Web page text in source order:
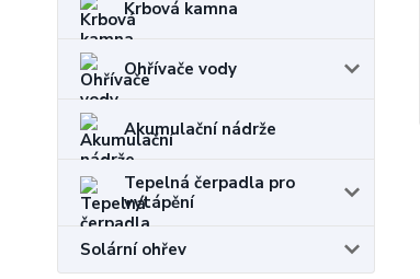
Krbová kamna
Ohřívače vody
Akumulační nádrže
Tepelná čerpadla pro
vytápění
Solární ohřev